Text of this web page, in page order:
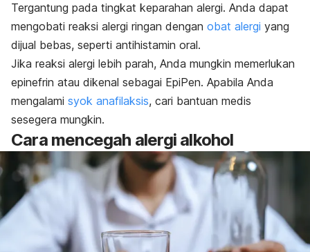
Tergantung pada tingkat keparahan alergi. Anda dapat
mengobati reaksi alergi ringan dengan obat alergi yang
dijual bebas, seperti antihistamin oral.
Jika reaksi alergi lebih parah, Anda mungkin memerlukan
epinefrin atau dikenal sebagai EpiPen. Apabila Anda
mengalami syok anafilaksis, cari bantuan medis
sesegera mungkin.
Cara mencegah alergi alkohol